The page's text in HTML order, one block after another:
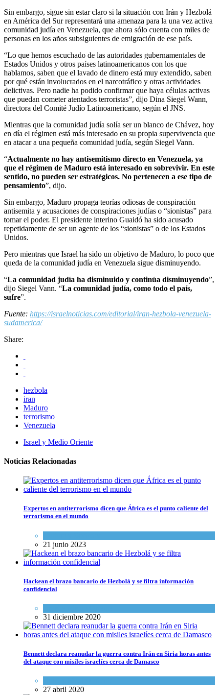
Sin embargo, sigue sin estar claro si la situación con Irán y Hezbolá
en América del Sur representará una amenaza para la una vez activa
comunidad judía en Venezuela, que ahora sólo cuenta con miles de
personas en los años subsiguientes de emigración de ese país.
“Lo que hemos escuchado de las autoridades gubernamentales de
Estados Unidos y otros países latinoamericanos con los que
hablamos, saben que el lavado de dinero está muy extendido, saben
por qué están involucrados en el narcotráfico y otras actividades
delictivas. Pero nadie ha podido confirmar que haya células activas
que puedan cometer atentados terroristas”, dijo Dina Siegel Wann,
directora del Comité Judío Latinoamericano, según el JNS.
Mientras que la comunidad judía solía ser un blanco de Chávez, hoy
en día el régimen está más interesado en su propia supervivencia que
en atacar a una pequeña comunidad judía, según Siegel Vann.
“Actualmente no hay antisemitismo directo en Venezuela, ya
que el régimen de Maduro está interesado en sobrevivir. En este
sentido, no pueden ser estratégicos. No pertenecen a ese tipo de
pensamiento”, dijo.
Sin embargo, Maduro propaga teorías odiosas de conspiración
antisemita y acusaciones de conspiraciones judías o “sionistas” para
tomar el poder. El presidente interino Guaidó ha sido acusado
repetidamente de ser un agente de los “sionistas” o de los Estados
Unidos.
Pero mientras que Israel ha sido un objetivo de Maduro, lo poco que
queda de la comunidad judía en Venezuela sigue disminuyendo.
“La comunidad judía ha disminuido y continúa disminuyendo”,
dijo Siegel Vann. “La comunidad judía, como todo el país,
sufre”.
Fuente: https://israelnoticias.com/editorial/iran-hezbola-venezuela-
sudamerica/
Share:
hezbola
iran
Maduro
terrorismo
Venezuela
Israel y Medio Oriente
Noticias Relacionadas
Expertos en antiterrorismo dicen que África es el punto caliente del
terrorismo en el mundo
21 junio 2023
Hackean el brazo bancario de Hezbolá y se filtra información
confidencial
31 diciembre 2020
Bennett declara reanudar la guerra contra Irán en Siria horas antes
del ataque con misiles israelíes cerca de Damasco
27 abril 2020